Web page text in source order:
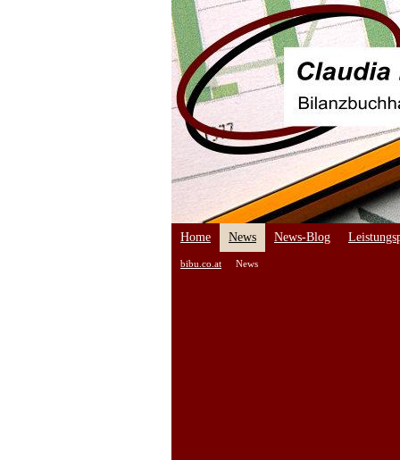
Home News News-Blog
bibu.co.at News